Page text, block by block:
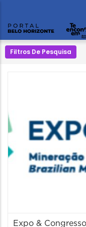
Filtros De Pesquisa
Expo &